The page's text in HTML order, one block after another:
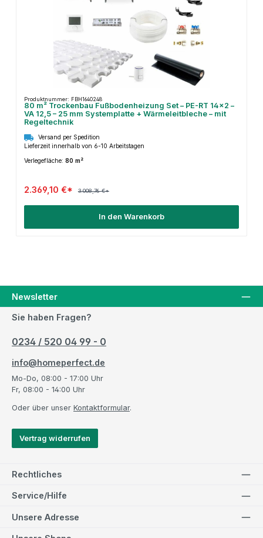
Produktnummer: FBH1640248
80 m² Trockenbau Fußbodenheizung Set – PE-RT 14×2 –
VA 12,5 – 25 mm Systemplatte + Wärmeleitbleche – mit
Regeltechnik
Versand per Spedition
Lieferzeit innerhalb von 6-10 Arbeitstagen
Verlegefläche: 80 m²
2.369,10 €* 3.008,76 €*
In den Warenkorb
Newsletter
Sie haben Fragen?
0234 / 520 04 99 - 0
info@homeperfect.de
Mo-Do, 08:00 - 17:00 Uhr
Fr, 08:00 - 14:00 Uhr
Oder über unser Kontaktformular.
Vertrag widerrufen
Rechtliches
Service/Hilfe
Unsere Adresse